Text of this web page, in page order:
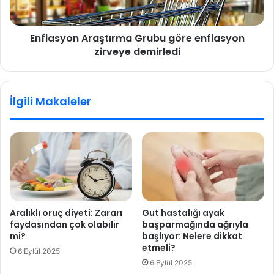
r
r
i
n
r
ç
ö
z
ü
o
n
a
r
u
g
ö
e
Enflasyon Araştırma Grubu göre enflasyon
zirveye demirledi
İlgili Makaleler
Aralıklı oruç diyeti: Zararı
faydasından çok olabilir
mi?
6 Eylül 2025
Gut hastalığı ayak
başparmağında ağrıyla
başlıyor: Nelere dikkat
etmeli?
6 Eylül 2025